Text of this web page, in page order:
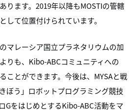
ります。2019年以降もMOSTIの管轄
して位置付けられています。
マレーシア国立プラネタリウムの加
りも、Kibo-ABCコミュニティへの
ことができます。今後は、MYSAと戦
ぼう」ロボットプログラミング競技
GをはじめとするKibo-ABC活動をマ